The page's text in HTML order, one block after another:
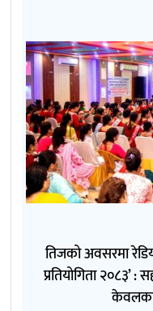
तिजको अवसरमा
प्रतियोगिता २०८३’